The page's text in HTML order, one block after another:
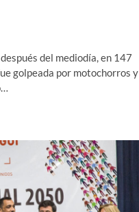
del mediodía, en 147
golpeada por motochorros y